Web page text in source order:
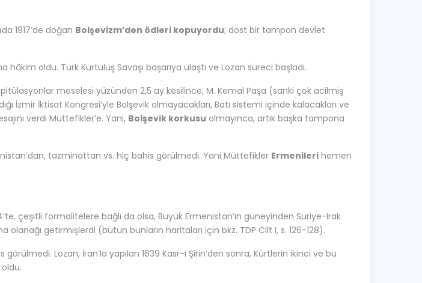
1917’de doğan Bolşevizm’den ödleri kopuyordu; dost bir tampon devlet
hâkim oldu. Türk Kurtuluş Savaşı başarıya ulaştı ve Lozan süreci başladı.
meselesi yüzünden 2,5 ay kesilince, M. Kemal Paşa (sanki çok acilmiş
İzmir İktisat Kongresi’yle Bolşevik olmayacakları, Batı sistemi içinde kalacakları ve
verdi Müttefikler’e. Yani, Bolşevik korkusu olmayınca, artık başka tampona
tazminattan vs. hiç bahis görülmedi. Yani Müttefikler Ermenileri hemen
çeşitli formalitelere bağlı da olsa, Büyük Ermenistan’ın güneyinden Suriye-Irak
olanağı getirmişlerdi (bütün bunların haritaları için bkz. TDP Cilt I, s. 126-128).
Lozan, İran’la yapılan 1639 Kasr-ı Şirin’den sonra, Kürtlerin ikinci ve bu